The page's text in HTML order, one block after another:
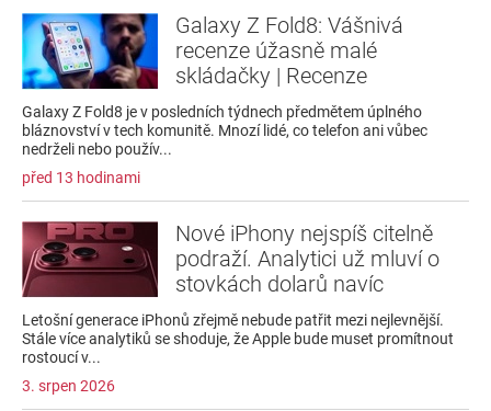
Galaxy Z Fold8: Vášnivá
recenze úžasně malé
skládačky | Recenze
Galaxy Z Fold8 je v posledních týdnech předmětem úplného
bláznovství v tech komunitě. Mnozí lidé, co telefon ani vůbec
nedrželi nebo použív...
před 13 hodinami
Nové iPhony nejspíš citelně
podraží. Analytici už mluví o
stovkách dolarů navíc
Letošní generace iPhonů zřejmě nebude patřit mezi nejlevnější.
Stále více analytiků se shoduje, že Apple bude muset promítnout
rostoucí v...
3. srpen 2026